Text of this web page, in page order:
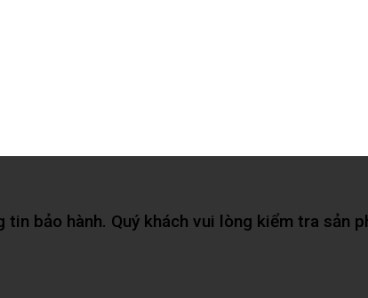
bảo hành. Quý khách vui lòng kiểm tra sản